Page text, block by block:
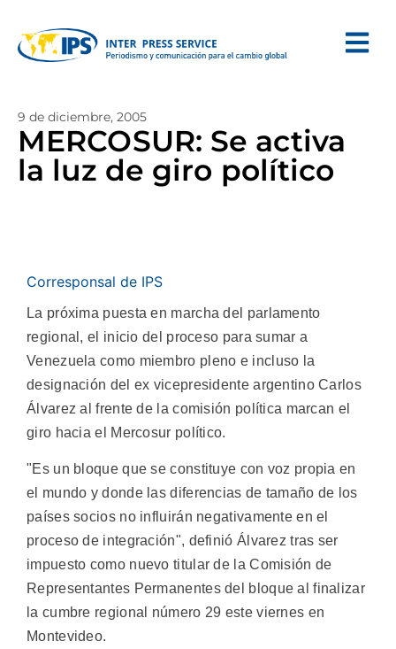
9 de diciembre, 2005
MERCOSUR: Se activa
la luz de giro político
Corresponsal de IPS
La próxima puesta en marcha del parlamento
regional, el inicio del proceso para sumar a
Venezuela como miembro pleno e incluso la
designación del ex vicepresidente argentino Carlos
Álvarez al frente de la comisión política marcan el
giro hacia el Mercosur político.
"Es un bloque que se constituye con voz propia en
el mundo y donde las diferencias de tamaño de los
países socios no influirán negativamente en el
proceso de integración", definió Álvarez tras ser
impuesto como nuevo titular de la Comisión de
Representantes Permanentes del bloque al finalizar
la cumbre regional número 29 este viernes en
Montevideo.